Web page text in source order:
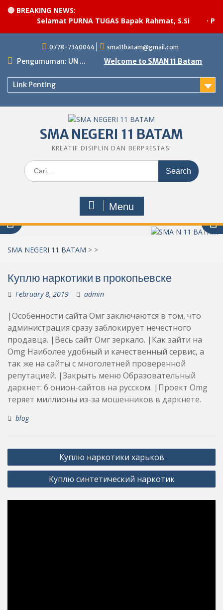
🔴 BREAKING NEWS:
Selamat PURNA TUGAS Bapak Rahmat, S.Si
content
0778-7340044 sma11batam@gmail.com
Pengumuman: UN ... Welcome to SMAN 11 Batam
Link Penting
SMA NEGERI 11 BATAM
KREATIF DISIPLIN DAN BERPRESTASI
Search
for:
Menu
SMA NEGERI 11 BATAM > >
Куплю наркотики в прокопьевске
February 8, 2019 admin
|Особенности сайта Омг заключаются в том, что
администрация сразу заблокирует нечестного
продавца. |Весь сайт Омг зеркало. |Как зайти на
Omg Наиболее удобный и качественный сервис, а
так же на сайты с многолетней проверенной
репутацией. |Закрыть меню Образовательный
даркнет: 6 онион-сайтов на русском. |Проект Omg
теряет миллионы из-за мошенников в даркнете.
blog
Post
navigation
Куплю наркотики харьков
Куплю синтетический наркотик